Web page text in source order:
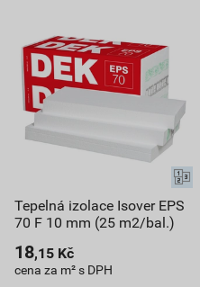
Tepelná izolace Isover EPS
70 F 10 mm (25 m2/bal.)
18,15 Kč
cena za m² s DPH